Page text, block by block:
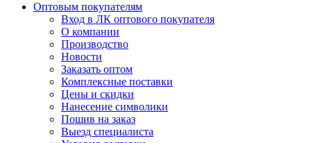
Оптовым покупателям
Вход в ЛК оптового покупателя
О компании
Производство
Новости
Заказать оптом
Комплексные поставки
Цены и скидки
Нанесение символики
Пошив на заказ
Выезд специалиста